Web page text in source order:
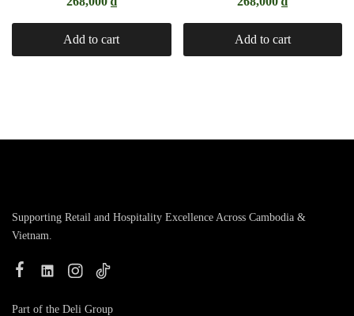
Add to cart Add to cart
Supporting Retail and Hospitality Excellence Across Cambodia &
Vietnam.
Part of the Deli Group